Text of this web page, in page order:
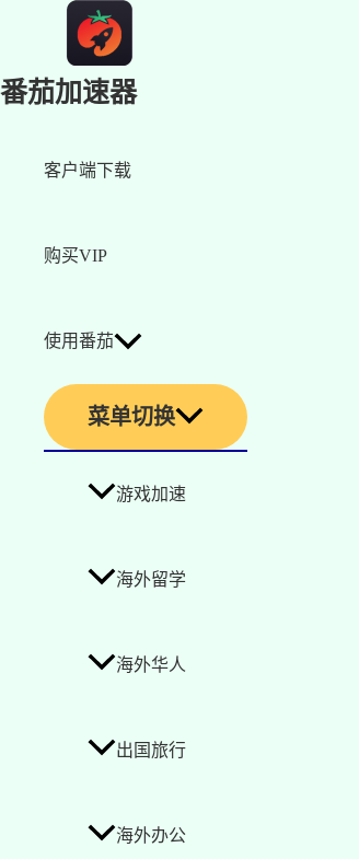
番茄加速器
客户端下载
购买VIP
使用番茄
菜单切换
游戏加速
海外留学
海外华人
出国旅行
海外办公